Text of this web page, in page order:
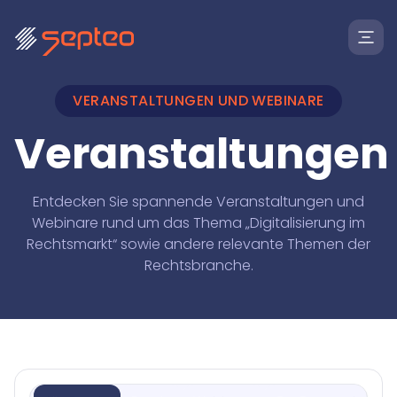
VERANSTALTUNGEN UND WEBINARE
Veranstaltungen
Entdecken Sie spannende Veranstaltungen und
Webinare rund um das Thema „Digitalisierung im
Rechtsmarkt“ sowie andere relevante Themen der
Rechtsbranche.